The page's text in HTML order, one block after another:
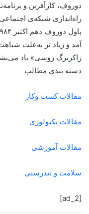
دوروف، کارآفرین و
زاکربرگ روسی» یاد
دسته بندی مطالب
مقالات کسب وکار
مقالات تکنولوژی
مقالات آموزشی
سلامت و تندرستی
[ad_2]